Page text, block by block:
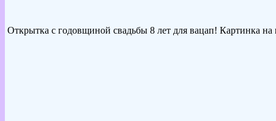
Открытка с годовщиной свадьбы 8 лет для вацап! Картинка